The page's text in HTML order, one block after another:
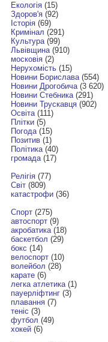
Екологія(15)
Здоров'я(92)
Історія(69)
Кримінал (291)
Культура(99)
Львівщина(910)
московія(2)
Нерухомість(15)
Новини Борислава(554)
Новини Дрогобича(3 620)
Новини Стебника(291)
Новини Трускавця(902)
Освіта(111)
Плітки(5)
Погода(15)
Позитив(1)
Політика(40)
громада(17)
Релігія(77)
Світ(809)
катастрофи(36)
Спорт(275)
автоспорт(9)
акробатика(18)
баскетбол (29)
бокс (14)
велоспорт(10)
волейбол (28)
карате(6)
легка атлетика(1)
пауерліфтинг(3)
плавання(7)
теніс (3)
футбол (49)
хокей(6)